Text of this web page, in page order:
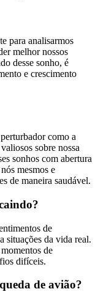
para analisarmos
melhor nossos
desse sonho, é
e crescimento
como a
sobre nossa
sonhos com abertura
mesmos e
de maneira saudável.
de
situações da vida real.
de
difíceis.
de avião?